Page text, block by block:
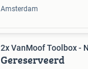
Amsterdam
2x VanMoof Toolbox -
Gereserveerd